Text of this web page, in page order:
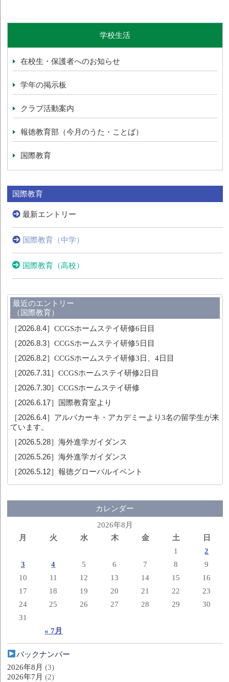
学校生活
在校生・保護者へのお知らせ
学年の掲示板
クラブ活動案内
報徳教育部（今月のうた・ことば）
国際教育
国際教育
最新エントリー
国際教育（中学）
国際教育（高校）
最近のエントリー
（国際教育）
［2026.8.4］CCGSホームステイ研修6日目
［2026.8.3］CCGSホームステイ研修5日目
［2026.8.2］CCGSホームステイ研修3日、4日目
［2026.7.31］CCGSホームステイ研修2日目
［2026.7.30］CCGSホームステイ研修
［2026.6.17］ 国際教育室より
［2026.6.4］ アルバカーキ・アカデミーより3名の留学生が来
ています。
［2026.5.28］海外進学ガイダンス
［2026.5.26］海外進学ガイダンス
［2026.5.12］報徳グローバルイベント
カレンダー
2026年8月
月
火 水 木 金 土 日
« 7月
1
2
3
4 5 6 7 8
9
10
11 12 13 14 15
16
17
18 19 20 21 22
23
24
25 26 27 28 29
30
31
バックナンバー
2026年8月 (3)
2026年7月 (2)